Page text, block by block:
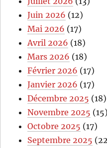
Juin 2026 (12)
Mai 2026 (17)
Avril 2026 (18)
Mars 2026 (18)
Février 2026 (17)
Janvier 2026 (17)
Décembre 2025 (18)
Novembre 2025 (15)
Octobre 2025 (17)
Septembre 2025